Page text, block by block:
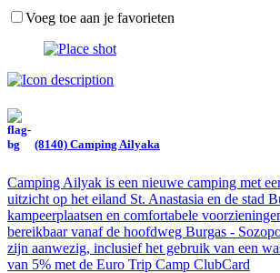
Voeg toe aan je favorieten
(8140) Camping Ailyaka
Camping Ailyak is een nieuwe camping met
uitzicht op het eiland St. Anastasia en de stad
kampeerplaatsen en comfortabele
bereikbaar vanaf de hoofdweg Burgas -
zijn aanwezig, inclusief het gebruik van een
van 5% met de Euro Trip Camp ClubCard